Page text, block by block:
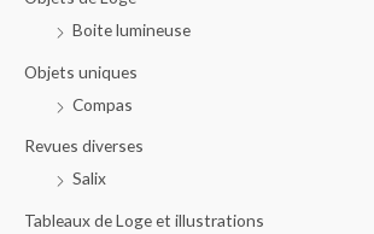
Boite lumineuse
Objets uniques
Compas
Revues diverses
Salix
Tableaux de Loge et illustrations